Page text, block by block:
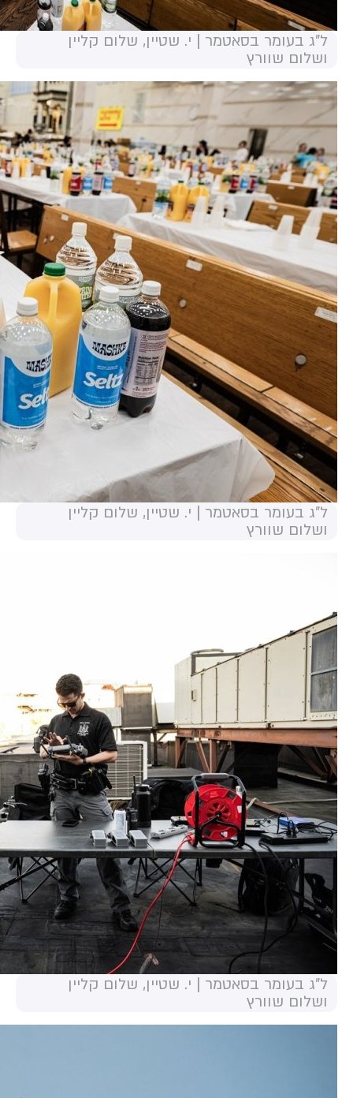
ל"ג בעומר בסאטמר | י. שטיין, שלום קליין
ושלום שוורץ
ל"ג בעומר בסאטמר | י. שטיין, שלום קליין
ושלום שוורץ
ל"ג בעומר בסאטמר | י. שטיין, שלום קליין
ושלום שוורץ